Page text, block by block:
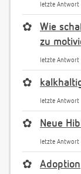
letzte Antwort
✿
Wie
zu
letzte Antwort
✿
letzte Antwort
✿ Neue
letzte Antwort
✿ Adoption